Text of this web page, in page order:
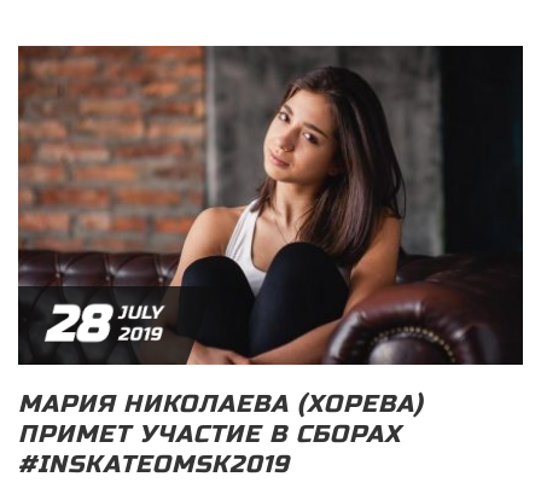
28 JULY
2019
МАРИЯ НИКОЛАЕВА (ХОРЕВА)
ПРИМЕТ УЧАСТИЕ В СБОРАХ
#INSKATEOMSK2019